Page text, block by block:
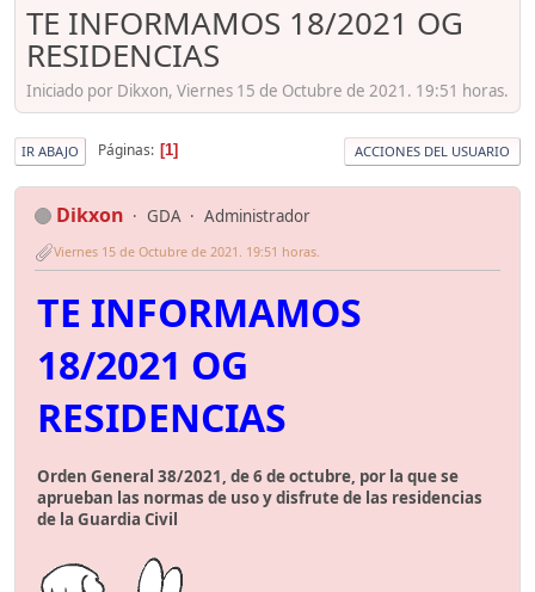
TE INFORMAMOS 18/2021 OG
RESIDENCIAS
Iniciado por Dikxon, Viernes 15 de Octubre de 2021. 19:51 horas.
IR ABAJO Páginas 1 ACCIONES DEL USUARIO
Dikxon GDA Administrador
Viernes 15 de Octubre de 2021. 19:51 horas.
TE INFORMAMOS
18/2021 OG
RESIDENCIAS
Orden General 38/2021, de 6 de octubre, por la que se
aprueban las normas de uso y disfrute de las residencias
de la Guardia Civil